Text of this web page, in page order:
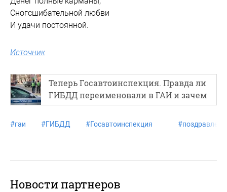
Сногсшибательной любви
И удачи постоянной.
Источник
Теперь Госавтоинспекция. Правда ли
ГИБДД переименовали в ГАИ и зачем
#гаи #ГИБДД #Госавтоинспекция #
Новости партнеров